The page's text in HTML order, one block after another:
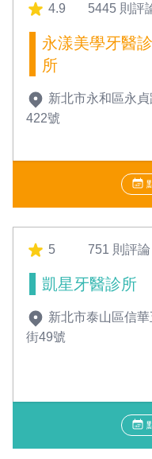
4.9 5445 則評
永漾美學牙醫診
所
新北市永和區永貞
422號
5 751 則評論
凱星牙醫診所
新北市泰山區信華
街49號